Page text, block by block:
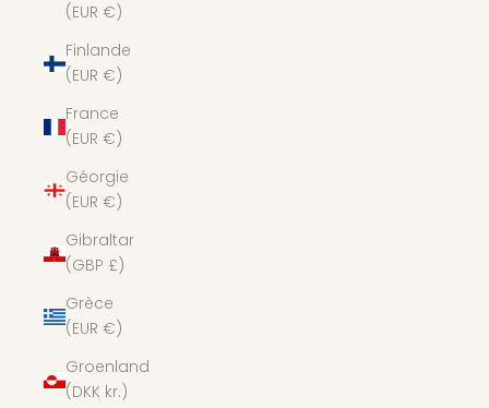
(EUR €)
Finlande
(EUR €)
France
(EUR €)
Géorgie
(EUR €)
Gibraltar
(GBP £)
Grèce
(EUR €)
Groenland
(DKK kr.)